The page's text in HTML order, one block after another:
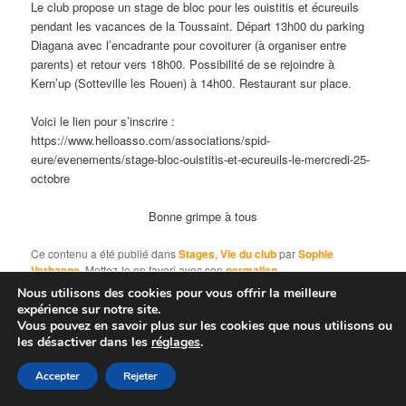
Le club propose un stage de bloc pour les ouistitis et écureuils
pendant les vacances de la Toussaint. Départ 13h00 du parking
Diagana avec l’encadrante pour covoiturer (à organiser entre
parents) et retour vers 18h00. Possibilité de se rejoindre à
Kern’up (Sotteville les Rouen) à 14h00. Restaurant sur place.
Voici le lien pour s’inscrire :
https://www.helloasso.com/associations/spid-
eure/evenements/stage-bloc-ouistitis-et-ecureuils-le-mercredi-25-
octobre
Bonne grimpe à tous
Ce contenu a été publié dansStages,Vie du clubparSophie
Verhaege. Mettez-le en favori avec sonpermalien.
Fièrement propulsé par WordPress
Nous utilisons des cookies pour vous offrir la meilleure
expérience sur notre site.
Vous pouvez en savoir plus sur les cookies que nous utilisons ou
les désactiver dans les réglages.
Accepter Rejeter